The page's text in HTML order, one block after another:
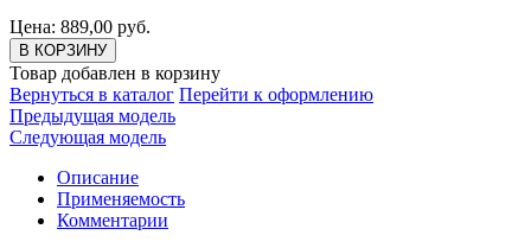
Цена: 889,00 руб.
В КОРЗИНУ
Товар добавлен в корзину
Вернуться в каталог Перейти к оформлению
Предыдущая модель
Следующая модель
Описание
Применяемость
Комментарии